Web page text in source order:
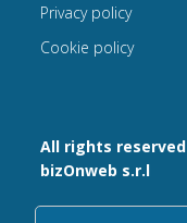
All rights
bizOnweb s.r.l
Via Fratelli Bandiera
Privacy policy
Cookie policy